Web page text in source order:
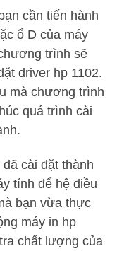
cần tiến hành
ổ D của máy
trình sẽ
driver hp 1102.
mà chương trình
quá trình cài
cài đặt thành
tính để hệ điều
bạn vừa thực
máy in hp
chất lượng của